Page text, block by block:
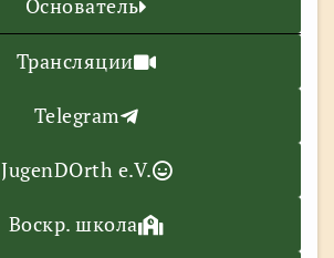
Основатель
Трансляции
Telegram
JugenDOrth e.V.
Воскр. школа